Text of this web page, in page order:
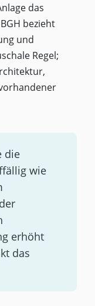
das
bezieht
und
Regel;
die
wie
erhöht
das